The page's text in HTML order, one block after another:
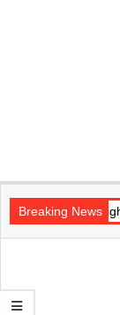
Navigation
Menu
Breaking News
«Ray of Light»